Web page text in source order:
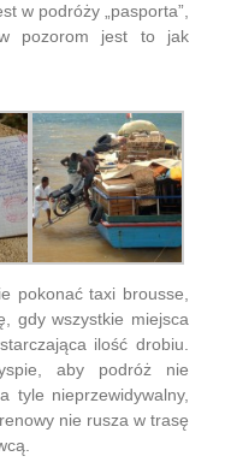
w podróży „pasporta”,
pozorom jest to jak
pokonać taxi brousse,
gdy wszystkie miejsca
ilość drobiu.
aby podróż nie
tyle nieprzewidywalny,
nie rusza w trasę